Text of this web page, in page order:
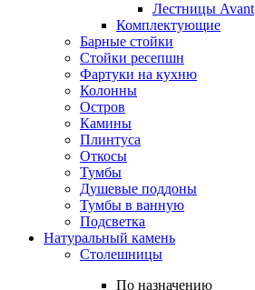
Лестницы Avant
Комплектующие
Барные стойки
Стойки ресепшн
Фартуки на кухню
Колонны
Остров
Камины
Плинтуса
Откосы
Тумбы
Душевые поддоны
Тумбы в ванную
Подсветка
Натуральный камень
Столешницы
По назначению